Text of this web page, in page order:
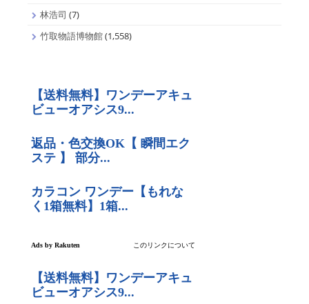
林浩司 (7)
竹取物語博物館(1,558)